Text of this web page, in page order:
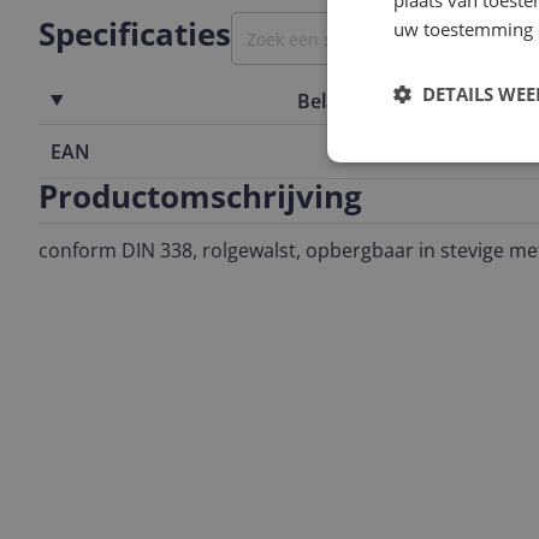
Specificaties
Belangrijkste kenmerken
EAN
Productomschrijving
conform DIN 338, rolgewalst, opbergbaar in stevige
uw
DETAILS